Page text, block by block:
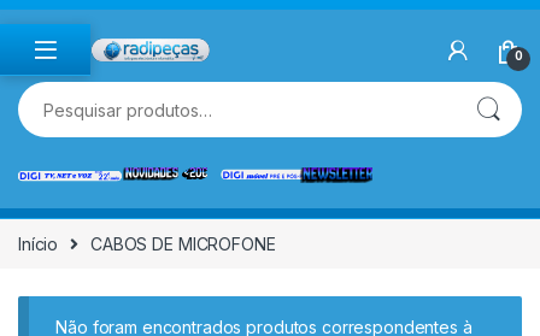
Skip to navigation
Skip to content
0
Pesquisar por:
Início CABOS DE MICROFONE
Não foram encontrados produtos correspondentes à